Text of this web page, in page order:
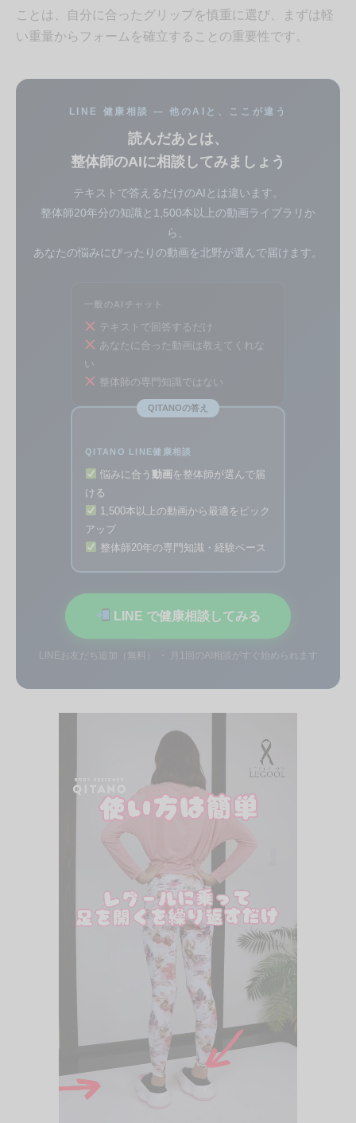
ことは、自分に合ったグリップを慎重に選び、まずは軽
い重量からフォームを確立することの重要性です。
LINE 健康相談 — 他のAIと、ここが違う
読んだあとは、
整体師のAIに相談してみましょう
テキストで答えるだけのAIとは違います。
整体師20年分の知識と1,500本以上の動画ライブラリか
ら、
あなたの悩みにぴったりの動画を北野が選んで届けます。
一般のAIチャット
テキストで回答するだけ
あなたに合った動画は教えてくれな
い
整体師の専門知識ではない
QITANOの答え
QITANO LINE健康相談
悩みに合う 動画を整体師が選んで届
ける
1,500本以上の動画から最適をピック
アップ
整体師20年の専門知識・経験ベース
LINE で健康相談してみる
LINEお友だち追加（無料） ・ 月1回のAI相談がすぐ始められます